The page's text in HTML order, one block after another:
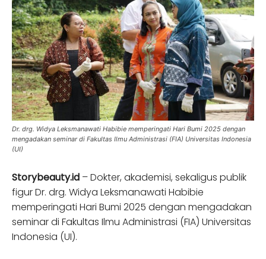
Dr. drg. Widya Leksmanawati Habibie memperingati Hari Bumi 2025 dengan
mengadakan seminar di Fakultas Ilmu Administrasi (FIA) Universitas Indonesia
(UI)
Storybeauty.id – Dokter, akademisi, sekaligus publik
figur Dr. drg. Widya Leksmanawati Habibie
memperingati Hari Bumi 2025 dengan mengadakan
seminar di Fakultas Ilmu Administrasi (FIA) Universitas
Indonesia (UI).